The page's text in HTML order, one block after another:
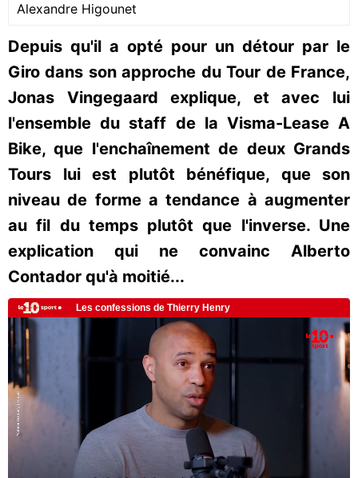
Alexandre Higounet
Depuis qu'il a opté pour un détour par le
Giro dans son approche du Tour de France,
Jonas Vingegaard explique, et avec lui
l'ensemble du staff de la Visma-Lease A
Bike, que l'enchaînement de deux Grands
Tours lui est plutôt bénéfique, que son
niveau de forme a tendance à augmenter
au fil du temps plutôt que l'inverse. Une
explication qui ne convainc Alberto
Contador qu'à moitié...